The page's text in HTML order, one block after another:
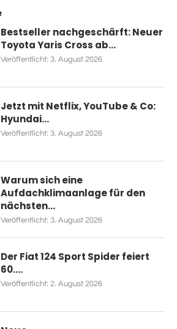
Bestseller nachgeschärft: Neuer
Toyota Yaris Cross ab...
Veröffentlicht: 3. August 2026
Jetzt mit Netflix, YouTube & Co:
Hyundai...
Veröffentlicht: 3. August 2026
Warum sich eine
Aufdachklimaanlage für den
nächsten...
Veröffentlicht: 3. August 2026
Der Fiat 124 Sport Spider feiert
60....
Veröffentlicht: 2. August 2026